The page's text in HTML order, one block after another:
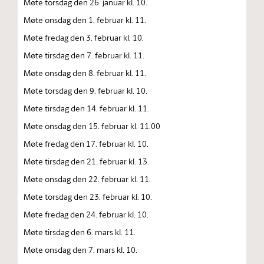
Møte onsdag den 1. februar kl. 11.
Møte fredag den 3. februar kl. 10.
Møte tirsdag den 7. februar kl. 11.
Møte onsdag den 8. februar kl. 11.
Møte torsdag den 9. februar kl. 10.
Møte tirsdag den 14. februar kl. 11.
Møte onsdag den 15. februar kl. 11.00
Møte fredag den 17. februar kl. 10.
Møte tirsdag den 21. februar kl. 13.
Møte onsdag den 22. februar kl. 11.
Møte torsdag den 23. februar kl. 10.
Møte fredag den 24. februar kl. 10.
Møte tirsdag den 6. mars kl. 11.
Møte onsdag den 7. mars kl. 10.